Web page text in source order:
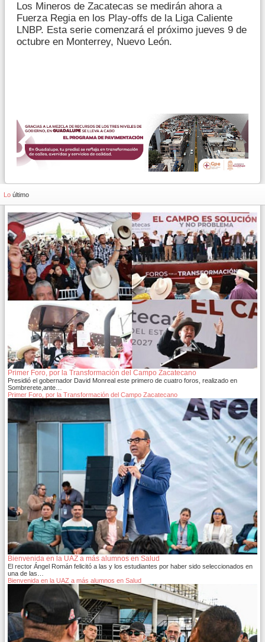
Los Mineros de Zacatecas se medirán ahora a
Fuerza Regia en los Play-offs de la Liga Caliente
LNBP. Esta serie comenzará el próximo jueves 9 de
octubre en Monterrey, Nuevo León.
Lo último
Primer Foro, por la Transformación del Campo Zacatecano
Presidió el gobernador David Monreal este primero de cuatro foros, realizado en
Sombrerete,ante…
Primer Foro, por la Transformación del Campo Zacatecano
Bienvenida en la UAZ a más alumnos en Salud
El rector Ángel Román felicitó a las y los estudiantes por haber sido seleccionados en
una de las…
Bienvenida en la UAZ a más alumnos en Salud